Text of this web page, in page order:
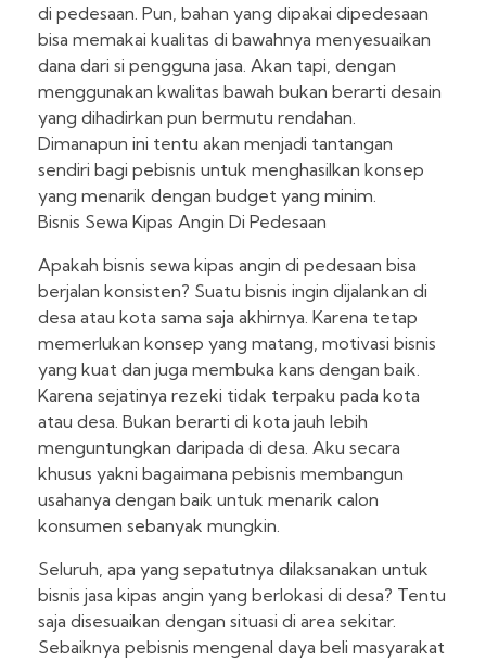
di pedesaan. Pun, bahan yang dipakai dipedesaan
bisa memakai kualitas di bawahnya menyesuaikan
dana dari si pengguna jasa. Akan tapi, dengan
menggunakan kwalitas bawah bukan berarti desain
yang dihadirkan pun bermutu rendahan.
Dimanapun ini tentu akan menjadi tantangan
sendiri bagi pebisnis untuk menghasilkan konsep
yang menarik dengan budget yang minim.
Bisnis Sewa Kipas Angin Di Pedesaan
Apakah bisnis sewa kipas angin di pedesaan bisa
berjalan konsisten? Suatu bisnis ingin dijalankan di
desa atau kota sama saja akhirnya. Karena tetap
memerlukan konsep yang matang, motivasi bisnis
yang kuat dan juga membuka kans dengan baik.
Karena sejatinya rezeki tidak terpaku pada kota
atau desa. Bukan berarti di kota jauh lebih
menguntungkan daripada di desa. Aku secara
khusus yakni bagaimana pebisnis membangun
usahanya dengan baik untuk menarik calon
konsumen sebanyak mungkin.
Seluruh, apa yang sepatutnya dilaksanakan untuk
bisnis jasa kipas angin yang berlokasi di desa? Tentu
saja disesuaikan dengan situasi di area sekitar.
Sebaiknya pebisnis mengenal daya beli masyarakat